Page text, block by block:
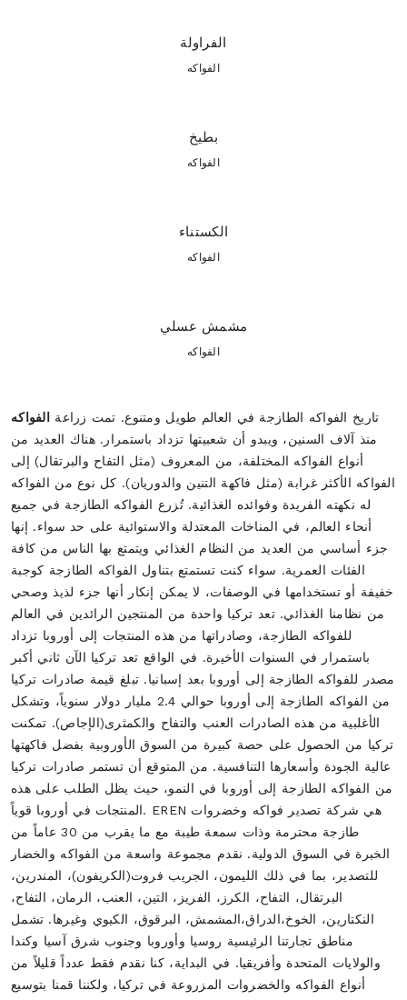
الفراولة
الفواكه
بطيخ
الفواكه
الكستناء
الفواكه
مشمش عسلي
الفواكه
تاريخ الفواكه الطازجة في العالم طويل ومتنوع. تمت زراعة
الفواكه
منذ آلاف السنين، ويبدو أن شعبيتها تزداد باستمرار. هناك العديد من أنواع الفواكه المختلفة، من المعروف (مثل التفاح والبرتقال) إلى الفواكه الأكثر غرابة (مثل فاكهة التنين والدوريان). كل نوع من الفواكه له نكهته الفريدة وفوائده الغذائية. تُزرع الفواكه الطازجة في جميع أنحاء العالم، في المناخات المعتدلة والاستوائية على حد سواء. إنها جزء أساسي من العديد من النظام الغذائي ويتمتع بها الناس من كافة الفئات العمرية. سواء كنت تستمتع بتناول الفواكه الطازجة كوجبة خفيفة أو تستخدامها في الوصفات، لا يمكن إنكار أنها جزء لذيذ وصحي من نظامنا الغذائي. تعد تركيا واحدة من المنتجين الرائدين في العالم للفواكه الطازجة، وصادراتها من هذه المنتجات إلى أوروبا تزداد باستمرار في السنوات الأخيرة. في الواقع تعد تركيا الآن ثاني أكبر مصدر للفواكه الطازجة إلى أوروبا بعد إسبانيا. تبلغ قيمة صادرات تركيا من الفواكه الطازجة إلى أوروبا حوالي 2.4 مليار دولار سنوياً، وتشكل الأغلبية من هذه الصادرات العنب والتفاح والكمثرى(الإجاص). تمكنت تركيا من الحصول على حصة كبيرة من السوق الأوروبية بفضل فاكهتها عالية الجودة وأسعارها التنافسية. من المتوقع أن تستمر صادرات تركيا من الفواكه الطازجة إلى أوروبا في النمو، حيث يظل الطلب على هذه المنتجات في أوروبا قوياً. EREN هي شركة تصدير فواكه وخضروات طازجة محترمة وذات سمعة طيبة مع ما يقرب من 30 عاماً من الخبرة في السوق الدولية. نقدم مجموعة واسعة من الفواكه والخضار للتصدير، بما في ذلك الليمون، الجريب فروت(الكريفون)، المندرين، البرتقال، التفاح، الكرز، الفريز، التين، العنب، الرمان، التفاح، النكتارين، الخوخ،الدراق،المشمش، البرقوق، الكيوي وغيرها. تشمل مناطق تجارتنا الرئيسية روسيا وأوروبا وجنوب شرق آسيا وكندا والولايات المتحدة وأفريقيا. في البداية، كنا نقدم فقط عدداً قليلاً من أنواع الفواكه والخضروات المزروعة في تركيا، ولكننا قمنا بتوسيع مجموعة منتجاتنا لتشمل جميع الفواكه والخضروات المزروعة في تركيا. نصدر الآن إلى أكثر من 62 دولة ونقدم أكثر من 60 نوعاً. لقد نفذنا أنظمة التحكم بالبرمجيات في جميع مراحل الإنتاج، ولدينا قسم لمراقبة الجودة، ونستخدم آلات الفرز والتصنيف البصرية المتقدمة، ولدينا برامج نشطة للبحث والتطوير. في EREN نحن نفخر بجودة منتجاتنا ومستوى خدمتنا المتميز. مع 63 سوقاً مختلفاً، لدينا خبرة كبيرة في الإجراءات الجمركية المختلفة، ومتطلبات التعبئة المتنوعة، والثقافات المختلفة مع متطلباتها المتنوعة. مع العديد من المصانع الشريكة في مناطق متنوعة من تركيا، وتوفير 60 نوعاً مختلفاً من المنتجات بما في ذلك الفواكه والخضروات والحمضيات الطازجة، نحن واثقون من أننا يمكننا تلبية أي طلب للتعبئة، أو التوسيم، أو الإنتاج الذي يحتاجه أي سوق. اعتباراً من عام 2018، يتألف قسم المبيعات في شركتنا من أكثر من 14 موظفاً يتحدثون سبع لغات. بالإضافة إلى ذلك، لدينا قسم لوجستي خاص بنا يوفر حلول الشحن بالشاحنات، والحاويات ( الشحن البحري)، والتبريد، والشحن الجوي إلى جميع أنحاء العالم. نحن نفخر بتقديم حلول تسعير مختلفة وفقاً لشروط التجارة الدولية (INCOTERMS) لتلبية احتياجات عملائنا. تجارة العالم في تصدير الفواكه الطازجة هي صناعة واسعة ومعقدة. يقدر السوق العالمي لتجارة تصدير الفواكه الطازجة بأنه يبلغ تريليونات الدولارات سنوياً. هذه الصناعة حيوية لاقتصادات العديد من البلدان حول العالم. تجارة العالم في تصدير الفواكه الطازجة مسؤولة عن تصدير الفواكه الطازجة من بلد إلى آخر. توظف هذه الصناعة عدداً كبيراً من الناس حول العالم، والمنتجات المصدرة ضرورية للنظام الغذائي للعديد من الناس. تجارة العالم في تصدير الفواكه الطازجة هي صناعة تنافسية للغاية. تتنافس العديد من الشركات على هذه التجارة. يجب أن تكون هذه الشركات قادرة على تقديم منتج عالي الجودة وبسعر تنافسي. تجارة العالم في تصدير الفواكه الطازجة هي جزء مهم من الاقتصاد العالمي. توفر هذه الصناعة وظائف للعديد من الناس حول العالم. الفواكه الطازجة جزء مهم من النظام الغذائي الصحي، وتركيا هي بلد ذو مناخ مناسب لزراعة مجموعة متنوعة من الفواكه. في هذه المقالة سنقدم نظرة عامة على كيفية زراعة الفواكه الطازجة في تركيا. أولاً، ستحتاج إلى اختيار موقع مناسب لأشجار الفاكهة الخاصة بك. سيكون أفضل موقع لأشجارك هو الذي يتلقى الكثير من ضوء الشمس ويتمتع بتربة جيدة لتصريف المياه. بمجرد اختيار الموقع ستحتاج إلى تحضير التربة عن طريق حفر الخنادق وإضافة المواد العضوية. بعد تحضير التربة، يمكنك زراعة أشجار الفاكهة الخاصة بك. بمجرد زراعة أشجارك، ستحتاج إلى سقيها بانتظام ومراقبة الآفات والأمراض. مع العناية المناسبة، ستزدهر أشجار الفاكهة الخاصة بك وتنتج فوكهة صحية ولذيذة لتستمتع بها. تركيا هي واحدة من المنتجين الرائدين في العالم للفواكه الطازجة، وهي مورد جملة رئيسي لها في السوق العالمية. مناخ تركيا وجغرافيتها مناسبان لزراعة مجموعة متنوعة من الفواكه، ويستطيع مزارعو البلد إنتاج كميات كبيرة من الفواكه الطازجة كل عام. بينما تُعرف تركيا بشكل أفضل بتوريد الفواكه الطازجة بالجملة، فإن البلد يصدر أيضاً كمية كبيرة من الفواكه المصنعة، مثل الفواكه المعلبة والمجففة. شهدت صادرات الفواكه المصنعة في تركيا نمواً في السنوات الأخيرة، وأصبح البلد الآن واحداً من الموردين الرائدين في هذه الصناعة. إذا كنت مهتماً بشراء الفواكه الطازجة بالجملة من تركيا، هناك بعض الأمور التي يجب أن تعرفها. تركيا لديها مجموعة واسعة من مزارعي وموردي الفواكه، لذا من المهم العثور على مصدر موثوق. هناك بعض الأمور الرئيسية التي يجب مراعاتها عند تخزين الفواكه الطازجة للحفاظ على نضارتها لأطول فترة ممكنة. أولاً، تأكد من غسل الفاكهة قبل تخزينها. سيؤدي ذلك إلى إزالة أي بكتيريا أو أوساخ قد تسبب تلف الفاكهة. بعد ذلك، قم بتخزين الفاكهة في مكان بارد وجاف. الثلاجة هي الأفضل، ولكن إذا لم يكن لديك واحدة، يمكن استخدام مخزن بارد أو خزانة. تجنب تخزين الفاكهة في ضوء الشمس المباشر، حيث يمكن أن يؤدي ذلك إلى نضجها بسرعة كبيرة. أخيراً، إذا كنت بحاجة إلى تخزين أنواع مختلفة من الفواكه معاً، فتأكد من وضع الفواكه الأكثر حساسية (مثل التوت) في الأعلى حتى لا تتعرض للسحق. بإتباع هذه النصائح البسيطة، يمكنك الحفاظ على فاكهتك طازجة لفترة أطول. واستمتع! الفواكه الطازجة هي مصدر ممتاز للفيتامينات والمعادن، كما أنها تحتوي على الألياف ومضادات الأكسدة. ارتبط تناول الفواكه الطازجة بعدد من الفوائد الصحية، بما في ذلك تحسين صحة القلب، وفقدان الوزن، وتقليل خطر الإصابة بالسرطان. إذا كنت تبحث عن طريقة لتعزيز صحتك، فإن تناول المزيد من الفواكه الطازجة هو حلّ جيد للبدء. ولكن تذكر، من المهم تناول مجموعة متنوعة من الفواكه، حيث أن كل نوع من الفواكه يقدم مغذيات مختلفة. لذا لا تركز على نوع واحد فقط من الفواكه - امزجها واستمتع بفوائد الفواكه الطازجة المتنوعة. تركيا المتواضعة ليست فقط مكاناً جميلاً للعطلات، بل إنها توفر أيضاً حصاداً وفيراً من الفواكه الطازجة. هذا صحيح - تركيا ليس فقط مصدراً للحوم، بل أيضاً للفواكه. فاكهة تركيا تحظى بتقدير خاص لحلاوتها وغناها بالعصارة. إذا كنت محظوظاً بما يكفي للعثور على الفاكهة التركية الطازجة في السوق المحلي لتركيا، فتأكد من الحصول عليها. إنها وجبة خفيفة لذيذة وصحية، وهي أيضاً طريقة رائعة لدعم المزارعين المحليين. تركيا واحدة من المنتجين الرائدين في العالم للكرز، والفواكه تحظى بشعبية كبيرة بين السكان المحليين والسياح على حد سواء. المناخ في تركيا مثالي لزراعة الكرز، والفواكه تحظى بتقدير لحلاوتها وغناها بالعصارة. تعود زراعة الكرز في تركيا إلى قرون، وكانت الفاكهة جزءاً مهماً من ثقافة البلاد لسنوات عديدة. اليوم، يستمتع الناس في جميع أنحاء العالم بالكرز التركي، ويواصل مزارعو الكرز في تركيا الابتكار لإنتاج الفاكهة بأعلى جودة. إذا كنت تبحث عن الكرز الطازج والأكثر لذة، تأكد من شراء الكرز التركي - لن تشعر بخيبة أمل! التين الطازج هو فاكهة دقيقة تزرع في تركيا. الموسم القصير والنادر لزراعة التين في تركيا يجعلها المكان المثالي لزراعة هذه الفاكهة اللذيذة. التين الطازج هو مصدر ممتاز لمضادات الأكسدة وله العديد من الفوائد الصحية. كما أنه طعام منخفض السعرات الحرارية، مما يجعله خياراً رائعاً لأولئك الذين يراقبون وزنهم. إذا كنت تبحث عن وجبة خفيفة طازجة وصحية، فلا تبحث بعيداً عن التين الطازج. هذه الفاكهة اللذيذة ستبهج حواسك وتجعلك تشعر بالرضا. الرمان (Punica granatum) هو شجيرة نفضية مثمرة أو شجرة صغيرة في عائلة Lythraceae تنمو بين 5 و8 أمتار (16 و26 قدماً) في الطول. تكون الفاكهة عادة في الموسم في نصف الكرة الشمالي من سبتمبر إلى فبراير، وفي نصف الكرة الجنوبي من أذار إلى أيار. تركيا لديها تقليد طويل في زراعة وإنتاج الفريز اللذيذة. المناخ في تركيا مثالي لزراعة الفريز، ونتيجة لذلك، فإن الفريز التركي هو من بين الأفضل في العالم. إذا كنت تبحث عن الفريز الطازج والأكثر لذة، فلا تبحث بعيداً عن تركيا. الفريز التركي سيبهر حواسك ويجعلك ترغب في المزيد. فواكه النكتارين الطازجة من تركيا المزروعة داخل تركيا متوفرة على مدار السنة. النكتارين التركي ذو جودة عالية، بفضل مناخ البلاد المشمس والتربة الغنية. عند اختيار النكتارين، ابحث عن الفواكه التي تكون صلبة وخالية من العيوب. يجب أن يكون جلد النكتارين الناضج ليناً عند الضغط عليه قليلاً. يمكن تناول النكتارين طازجاً أو استخدامها في مجموعة متنوعة من الوصفات. للاستمتاع به بأفضل شكل، قم بتناوله مع الفواكه الحلوة الأخرى مثل الخوخ، البرقوق، أو المشمش. فواكه النكتارين الطازجة من تركيا المزروعة داخل تركيا هي وجبة خفيفة صحية ولذيذة للجميع للاستمتاع بها! الدراق (الخوخ) هو فاكهة طازجة من تركيا تزرع داخل تركيا. الخوخ هو نوع من الفاكهة ذات النواة الحجرية ذات الصلة بالنكتارين، البرقوق، والكرز. الدراق (الخوخ)عادة مستدير ولها قشرة ناعمة ومخملية يمكن أن تكون صفراء، بيضاء، أو وردية اللون. لحم الدراق (الخوخ) أيضاً عادة ما يكون أصفر، أبيض، أو وردي، ويكون طرياً وغني بالعصارة. الدراق (الخوخ) هو فاكهة شائعة لتناولها طازجة، ولكن يمكن أيضاً استخدامها في صنع المربى، الفطائر، والخبز الخ. كلمة "مشمش" تأتي من الكلمة اللاتينية "praecocium"، والتي تعني الفاكهة الناضجة مبكراً. المشمش هو نوع من الفاكهة ذات النواة الحجرية التي تنتمي إلى عائلة الورد. الاسم اللاتيني للمشمش هو "Armeniaca Vulgaris". يعتقد أن المشمش نشأ في أرمينيا، ولهذا السبب يطلق عليه أحياناً "البرقوق الأرميني". يُزرع المشمش أيضًاً في تركيا، إيران، اليونان، وروسيا. المشمش هو فاكهة صحية غنية بالألياف، الفيتامينات، والمعادن. المشمش هو مصدر جيد لفيتامين C، الذي يعتبر مهماً للمناعة وصحة الجلد. كما أن المشمش هو مصدر جيد للبوتاسيوم، الذي يعتبر مهماً لتنظيم ضغط الدم. المشمش قليل السعرات الحرارية ولا يحتوي على الكوليسترول. العنب هو نوع من الفاكهة التي تنمو على الكروم. منشأه أوروبا وآسيا، ولكنه يزرع الآن في جميع أنحاء العالم. العنب يأتي بألوان مختلفة، بما في ذلك الأخضر، الأحمر، والأرجواني. له قشرة العنب ناعمة، ولب العنب ذوعصارة وحلو المذاق. العنب هو طعام صحي منخفض السعرات الحرارية وغني بمضادات الأكسدة. إنه مصدر جيد للفيتامينات C و K، ويحتوي أيضاً على كميات صغيرة من الفيتامينات A و B. العنب غالباً ما يتم تناوله كوجبة خفيفة، ولكنه يمكن أيضاً استخدامه لصنع النبيذ، العصير، والمربى. وفقاً لمنظمة التجارة العالمية، فإن البلد الذي يصدر أكبر قدر من الفواكه الطازجة هو تشيلي. في عام 2017، صدرت تشيلي فواكه طازجة بقيمة 4.3 مليار دولار، مما شكل 14% من إجمالي صادرات الفواكه الطازجة في العالم. تليها هولندا (3.4 مليار دولار)، إسبانيا (3.1 مليار دولار)، وبلجيكا (2.9 مليار دولار). العمليات اللوجستية للفواكه الطازجة